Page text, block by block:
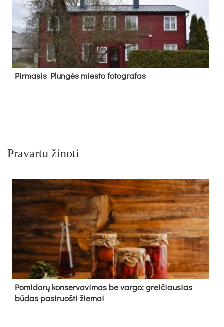
Pir­ma­sis Plun­gės mies­to fo­tog­ra­fas
Pravartu žinoti
Pomidorų konservavimas be vargo: greičiausias
būdas pasiruošti žiemai